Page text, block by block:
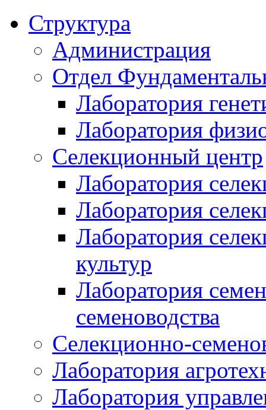
Структура
Администрация
Отдел
Лаборатория
Лаборатория
Селекционный центр
Лаборатория
Лаборатория
Лаборатория
культур
Лаборатория
семеноводства
Селекционно-
Лаборатория
Лаборатория